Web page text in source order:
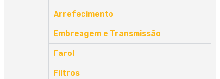
Arrefecimento
Embreagem e Transmissão
Farol
Filtros